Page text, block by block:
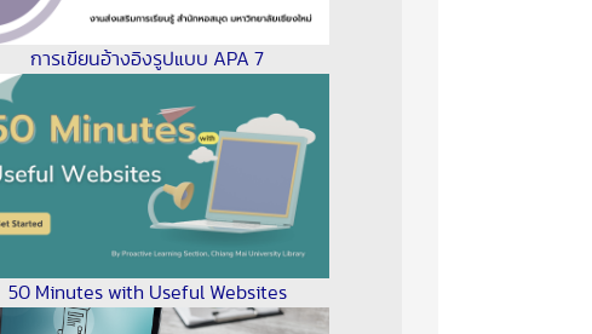
การเขียนอ้างอิงรูปแบบ APA 7
50 Minutes with Useful Websites